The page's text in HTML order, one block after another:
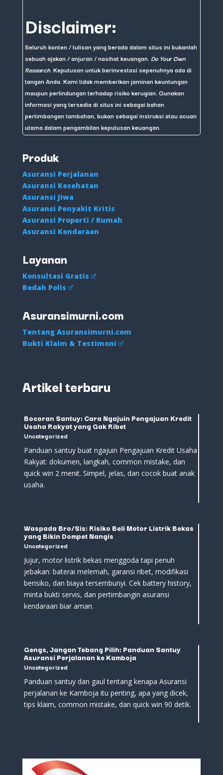
Disclaimer:
Seluruh konten / tulisan yang berada dalam situs ini bukanlah
sebuah ajakan / anjuran / nasihat keuangan. Do Your Own
Research . Keputusan untuk berinvestasi sepenuhnya ada di
tangan Anda. Kami tidak memberikan jaminan keuntungan
maupun perlindungan terhadap risiko kerugian. Gunakan
informasi yang tersedia di situs ini sebagai bahan
pertimbangan tambahan, bukan sebagai instruksi atau acuan
utama dalam pengambilan keputusan keuangan.
Produk
Asuransi Perjalanan
Asuransi Kesehatan
Asuransi Jiwa
Asuransi Penyakit Kritis
Asuransi Properti / Rumah
Asuransi Kendaraan
Layanan
Konsultasi Gratis
Bedah Polis
Asuransimurni.com
Tentang Asuransimurni.com
Bukti Klaim & Testimoni
Artikel terbaru
Bocoran Santuy: Cara Ngajuin Pengajuan Kredit
Usaha Rakyat yang Gak Ribet
Uncategorized
Panduan santuy buat ngajuin Pengajuan Kredit Usaha
Rakyat: dokumen, langkah, common mistake, dan
quick win 2 menit. Simpel, jelas, dan cocok buat anak
usaha.
Waspada Bro/Sis: Risiko Beli Motor Listrik Bekas
yang Bikin Dompet Nangis
Uncategorized
Jujur, motor listrik bekas menggoda tapi penuh
jebakan: baterai melemah, garansi ribet, modifikasi
berisiko, dan biaya tersembunyi. Cek battery history,
minta bukti servis, dan pertimbangin asuransi
kendaraan biar aman.
Gengs, Jangan Tebang Pilih: Panduan Santuy
Asuransi Perjalanan ke Kamboja
Uncategorized
Panduan santuy dan gaul tentang kenapa Asuransi
perjalanan ke Kamboja itu penting, apa yang dicek,
tips klaim, common mistake, dan quick win 90 detik.